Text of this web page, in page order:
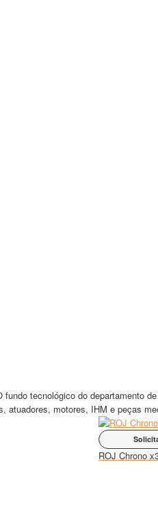
tecnológico do departamento
atuadores, motores, IHM e peças
ROJ Chrono